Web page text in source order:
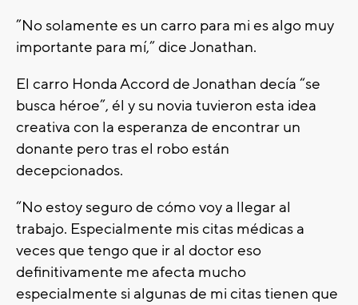
”No solamente es un carro para mi es algo muy
importante para mí,” dice Jonathan.
El carro Honda Accord de Jonathan decía “se
busca héroe”, él y su novia tuvieron esta idea
creativa con la esperanza de encontrar un
donante pero tras el robo están
decepcionados.
“No estoy seguro de cómo voy a llegar al
trabajo. Especialmente mis citas médicas a
veces que tengo que ir al doctor eso
definitivamente me afecta mucho
especialmente si algunas de mi citas tienen que